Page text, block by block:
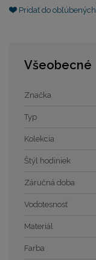
Pridať do obľúbených
Všeobecné
Značka
Typ
Kolekcia
Štýl hodiniek
Záručná doba
Vodotesnosť
Materiál
Farba